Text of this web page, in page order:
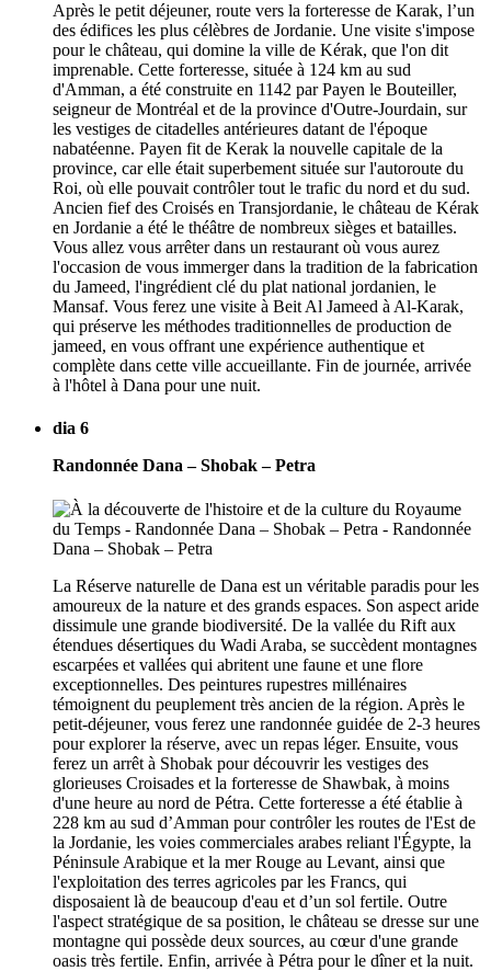
Après le petit déjeuner, route vers la forteresse de Karak, l’un
des édifices les plus célèbres de Jordanie. Une visite s'impose
pour le château, qui domine la ville de Kérak, que l'on dit
imprenable. Cette forteresse, située à 124 km au sud
d'Amman, a été construite en 1142 par Payen le Bouteiller,
seigneur de Montréal et de la province d'Outre-Jourdain, sur
les vestiges de citadelles antérieures datant de l'époque
nabatéenne. Payen fit de Kerak la nouvelle capitale de la
province, car elle était superbement située sur l'autoroute du
Roi, où elle pouvait contrôler tout le trafic du nord et du sud.
Ancien fief des Croisés en Transjordanie, le château de Kérak
en Jordanie a été le théâtre de nombreux sièges et batailles.
Vous allez vous arrêter dans un restaurant où vous aurez
l'occasion de vous immerger dans la tradition de la fabrication
du Jameed, l'ingrédient clé du plat national jordanien, le
Mansaf. Vous ferez une visite à Beit Al Jameed à Al-Karak,
qui préserve les méthodes traditionnelles de production de
jameed, en vous offrant une expérience authentique et
complète dans cette ville accueillante. Fin de journée, arrivée
à l'hôtel à Dana pour une nuit.
dia 6
Randonnée Dana – Shobak – Petra
La Réserve naturelle de Dana est un véritable paradis pour les
amoureux de la nature et des grands espaces. Son aspect aride
dissimule une grande biodiversité. De la vallée du Rift aux
étendues désertiques du Wadi Araba, se succèdent montagnes
escarpées et vallées qui abritent une faune et une flore
exceptionnelles. Des peintures rupestres millénaires
témoignent du peuplement très ancien de la région. Après le
petit-déjeuner, vous ferez une randonnée guidée de 2-3 heures
pour explorer la réserve, avec un repas léger. Ensuite, vous
ferez un arrêt à Shobak pour découvrir les vestiges des
glorieuses Croisades et la forteresse de Shawbak, à moins
d'une heure au nord de Pétra. Cette forteresse a été établie à
228 km au sud d’Amman pour contrôler les routes de l'Est de
la Jordanie, les voies commerciales arabes reliant l'Égypte, la
Péninsule Arabique et la mer Rouge au Levant, ainsi que
l'exploitation des terres agricoles par les Francs, qui
disposaient là de beaucoup d'eau et d’un sol fertile. Outre
l'aspect stratégique de sa position, le château se dresse sur une
montagne qui possède deux sources, au cœur d'une grande
oasis très fertile. Enfin, arrivée à Pétra pour le dîner et la nuit.